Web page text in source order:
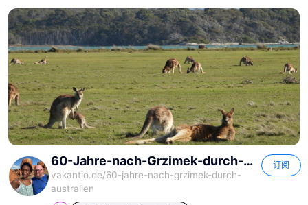
60-Jahre-nach-Grzimek-durch-Australien
vakantio.de/60-jahre-nach-grzimek-durch-
australien
订阅